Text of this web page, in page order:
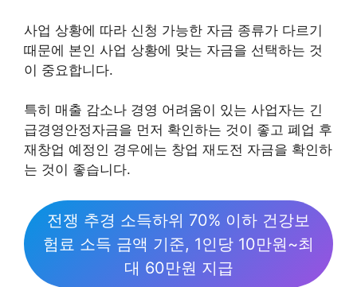
사업 상황에 따라 신청 가능한 자금 종류가 다르기
때문에 본인 사업 상황에 맞는 자금을 선택하는 것
이 중요합니다.
특히 매출 감소나 경영 어려움이 있는 사업자는 긴
급경영안정자금을 먼저 확인하는 것이 좋고 폐업 후
재창업 예정인 경우에는 창업 재도전 자금을 확인하
는 것이 좋습니다.
전쟁 추경 소득하위 70% 이하 건강보
험료 소득 금액 기준, 1인당 10만원~최
대 60만원 지급